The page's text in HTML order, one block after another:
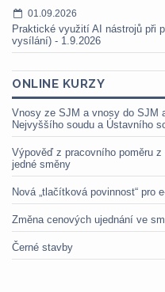
01.09.2026
Praktické využití AI nástrojů při
vysílání) - 1.9.2026
ONLINE KURZY
Vnosy ze SJM a vnosy do SJM
Nejvyššího soudu a Ústavního
Výpověď z pracovního poměru
jedné směny
Nová „tlačítková povinnost“ pro
Změna cenových ujednání ve
Černé stavby